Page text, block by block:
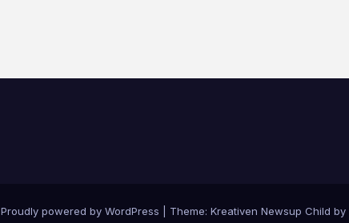
Proudly powered by WordPress Theme: Kreativen Newsup Child by